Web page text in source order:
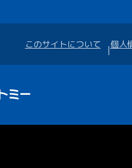
このサイトについて 個人